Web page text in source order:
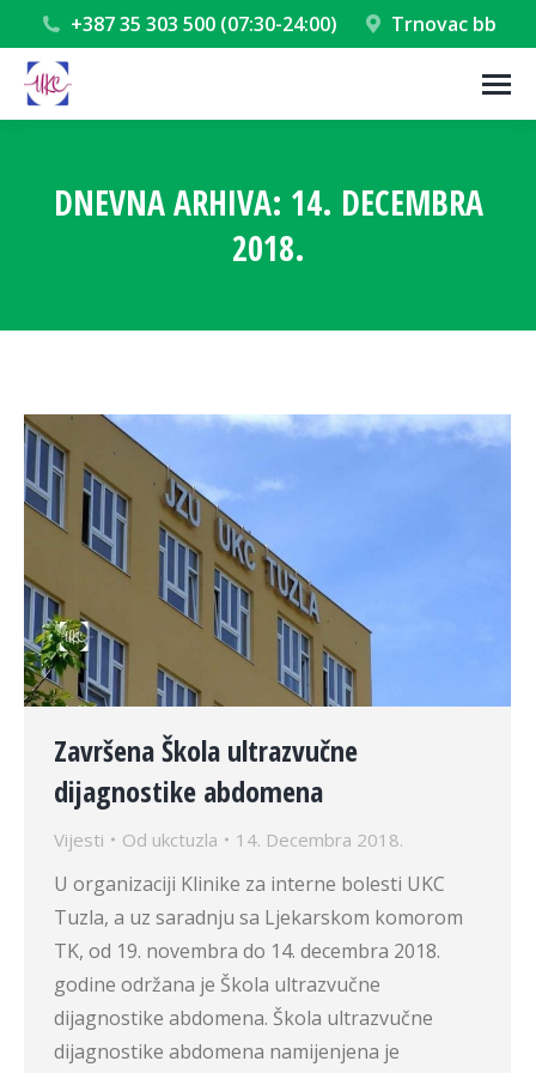
+387 35 303 500 (07:30-24:00) Trnovac bb
DNEVNA ARHIVA: 14. DECEMBRA
2018.
Završena Škola ultrazvučne
dijagnostike abdomena
Vijesti Od ukctuzla 14. Decembra 2018.
U organizaciji Klinike za interne bolesti UKC
Tuzla, a uz saradnju sa Ljekarskom komorom
TK, od 19. novembra do 14. decembra 2018.
godine održana je Škola ultrazvučne
dijagnostike abdomena. Škola ultrazvučne
dijagnostike abdomena namijenjena je